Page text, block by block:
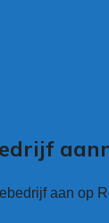
aan op